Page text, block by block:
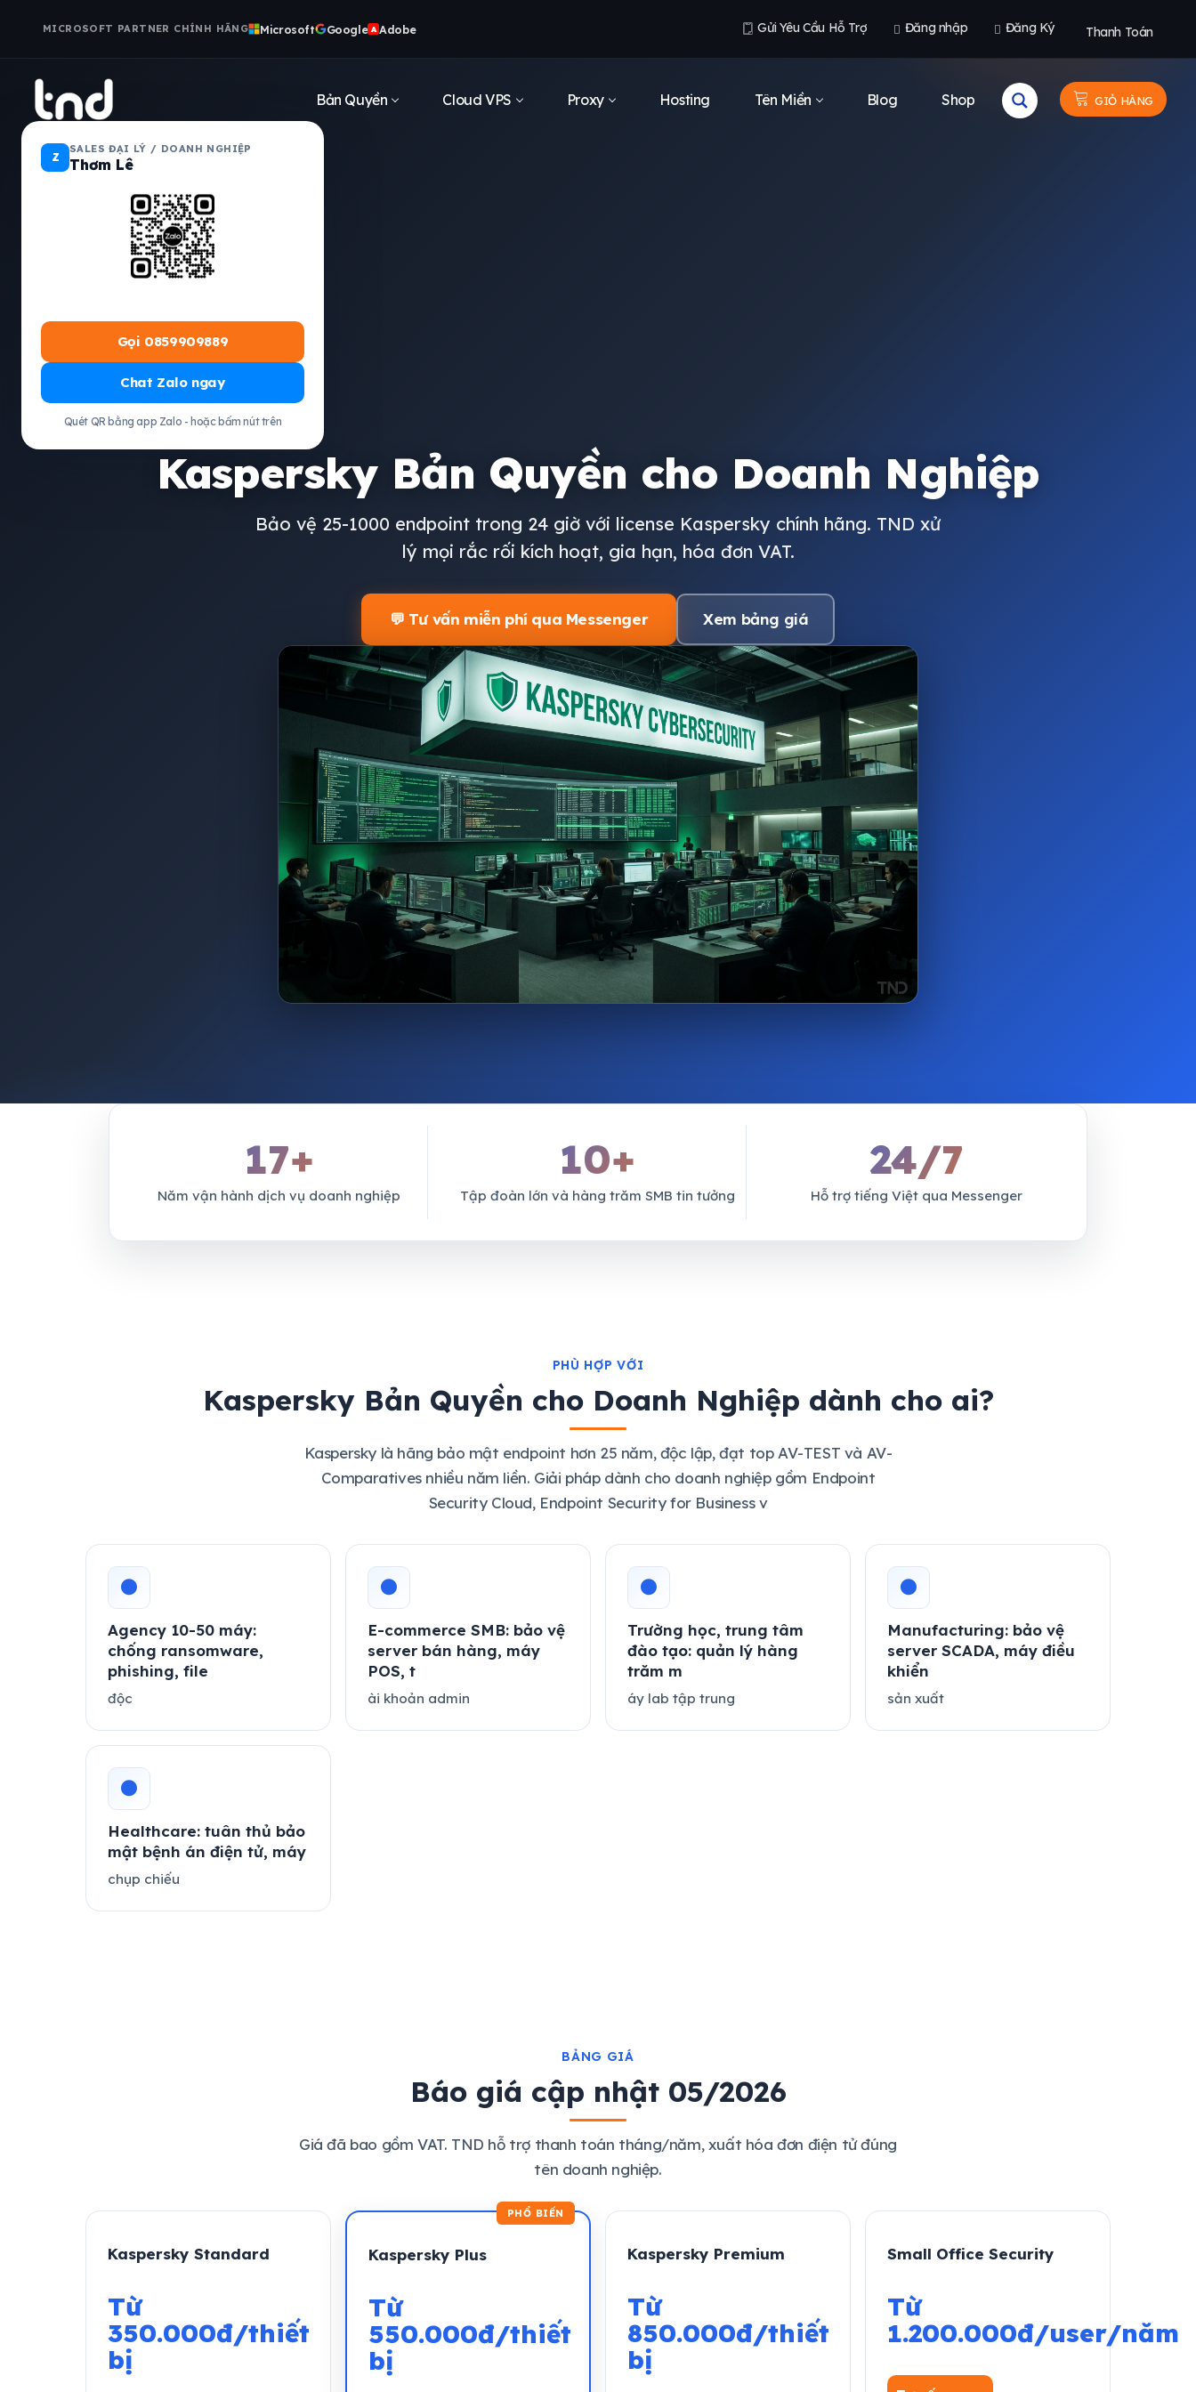
MICROSOFT PARTNER CHÍNH HÃNG Microsoft Google A Adobe Gửi Yêu Cầu Hỗ Trợ Đăng nhập Đăng Ký Thanh Toán
Bản Quyền Cloud VPS Proxy Hosting Tên Miền Blog Shop GIỎ HÀNG
Z
SALES ĐẠI LÝ / DOANH NGHIỆP
Thơm Lê
Gọi 0859909889
Chat Zalo ngay
Quét QR bằng app Zalo - hoặc bấm nút trên
Kaspersky Bản Quyền cho Doanh Nghiệp
Bảo vệ 25-1000 endpoint trong 24 giờ với license Kaspersky chính hãng. TND xử
lý mọi rắc rối kích hoạt, gia hạn, hóa đơn VAT.
💬 Tư vấn miễn phí qua Messenger Xem bảng giá
17+
Năm vận hành dịch vụ doanh nghiệp
10+
Tập đoàn lớn và hàng trăm SMB tin tưởng
24/7
Hỗ trợ tiếng Việt qua Messenger
PHÙ HỢP VỚI
Kaspersky Bản Quyền cho Doanh Nghiệp dành cho ai?
Kaspersky là hãng bảo mật endpoint hơn 25 năm, độc lập, đạt top AV-TEST và AV-
Comparatives nhiều năm liền. Giải pháp dành cho doanh nghiệp gồm Endpoint
Security Cloud, Endpoint Security for Business v
●
Agency 10-50 máy:
chống ransomware,
phishing, file
độc
●
E-commerce SMB: bảo vệ
server bán hàng, máy
POS, t
ài khoản admin
●
Trường học, trung tâm
đào tạo: quản lý hàng
trăm m
áy lab tập trung
●
Manufacturing: bảo vệ
server SCADA, máy điều
khiển
sản xuất
●
Healthcare: tuân thủ bảo
mật bệnh án điện tử, máy
chụp chiếu
BẢNG GIÁ
Báo giá cập nhật 05/2026
Giá đã bao gồm VAT. TND hỗ trợ thanh toán tháng/năm, xuất hóa đơn điện tử đúng
tên doanh nghiệp.
Kaspersky Standard
Từ
350.000đ/thiết
bị
Kaspersky Plus
Từ
550.000đ/thiết
bị
Kaspersky Premium
Từ
850.000đ/thiết
bị
Small Office Security
Từ
1.200.000đ/user/năm